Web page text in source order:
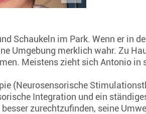
Schaukeln im Park. Wenn er in
Umgebung merklich wahr. Zu
Meistens zieht sich Antonio in
(Neurosensorische
Integration und ein
zurechtzufinden, seine